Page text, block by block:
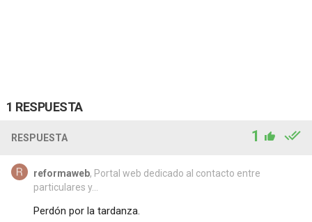
1 RESPUESTA
RESPUESTA 1
reformaweb, Portal web dedicado al contacto entre
particulares y...
Perdón por la tardanza.